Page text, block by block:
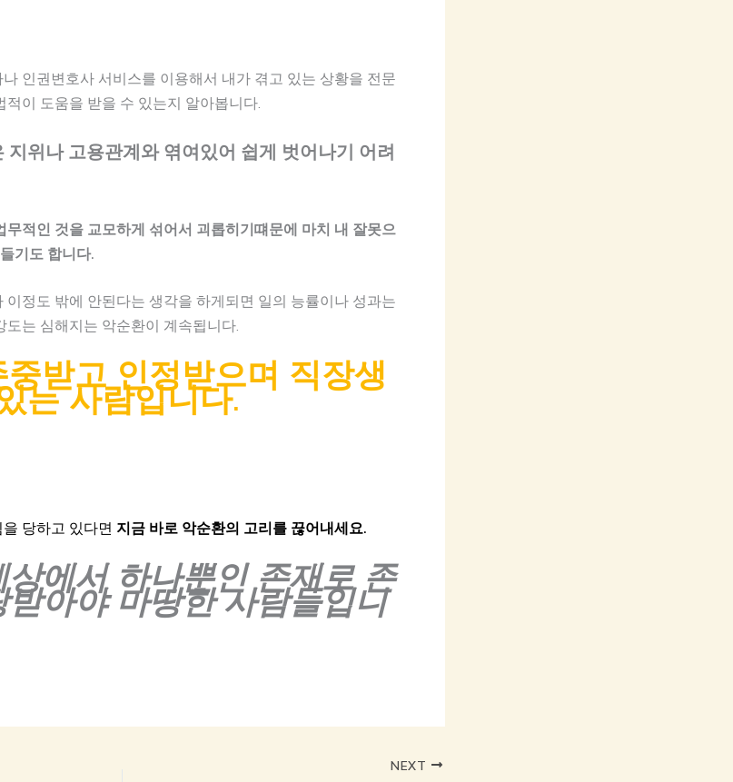
인권변호사 서비스를 이용해서 내가 겪고 있는 상황을 전문
이 도움을 받을 수 있는지 알아봅니다.
지위나 고용관계와 엮여있어 쉽게 벗어나기 어려
무적인 것을 교모하게 섞어서 괴롭히기떄문에 마치 내 잘못으
기도 합니다.
이정도 밖에 안된다는 생각을 하게되면 일의 능률이나 성과는
도는 심해지는 악순환이 계속됩니다.
받고 인정받으며 직장생
는 사람입니다.
당하고 있다면 지금 바로 악순환의 고리를 끊어내세요.
상에서 하나뿐인 존재로 존
받아야 마땅한 사람들입니
NEXT